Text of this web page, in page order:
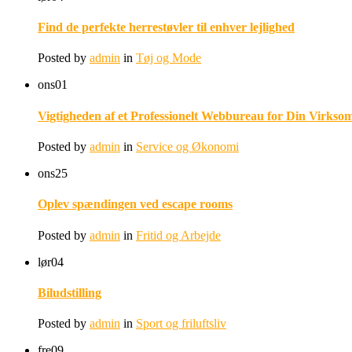
Find de perfekte herrestøvler til enhver lejlighed
Posted by admin in Tøj og Mode
ons01
Vigtigheden af et Professionelt Webbureau for Din
Posted by admin in Service og Økonomi
ons25
Oplev spændingen ved escape rooms
Posted by admin in Fritid og Arbejde
lør04
Biludstilling
Posted by admin in Sport og friluftsliv